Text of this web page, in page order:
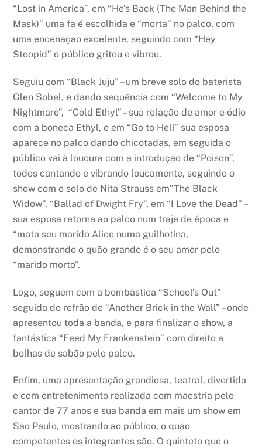
“Lost in America”, em “He’s Back (The Man Behind the
Mask)” uma fã é escolhida e “morta” no palco, com
uma encenação excelente, seguindo com “Hey
Stoopid” o público gritou e vibrou.
Seguiu com “Black Juju” – um breve solo do baterista
Glen Sobel, e dando sequência com “Welcome to My
Nightmare”, “Cold Ethyl” – sua relação de amor e ódio
com a boneca Ethyl, e em “Go to Hell” sua esposa
aparece no palco dando chicotadas, em seguida o
público vai à loucura com a introdução de “Poison”,
todos cantando e vibrando loucamente, seguindo o
show com o solo de Nita Strauss em”The Black
Widow”, “Ballad of Dwight Fry”, em “I Love the Dead” –
sua esposa retorna ao palco num traje de época e
“mata seu marido Alice numa guilhotina,
demonstrando o quão grande é o seu amor pelo
“marido morto”.
Logo, seguem com a bombástica “School’s Out”
seguida do refrão de “Another Brick in the Wall” – onde
apresentou toda a banda, e para finalizar o show, a
fantástica “Feed My Frankenstein” com direito a
bolhas de sabão pelo palco.
Enfim, uma apresentação grandiosa, teatral, divertida
e com entretenimento realizada com maestria pelo
cantor de 77 anos e sua banda em mais um show em
São Paulo, mostrando ao público, o quão
competentes os integrantes são. O quinteto que o